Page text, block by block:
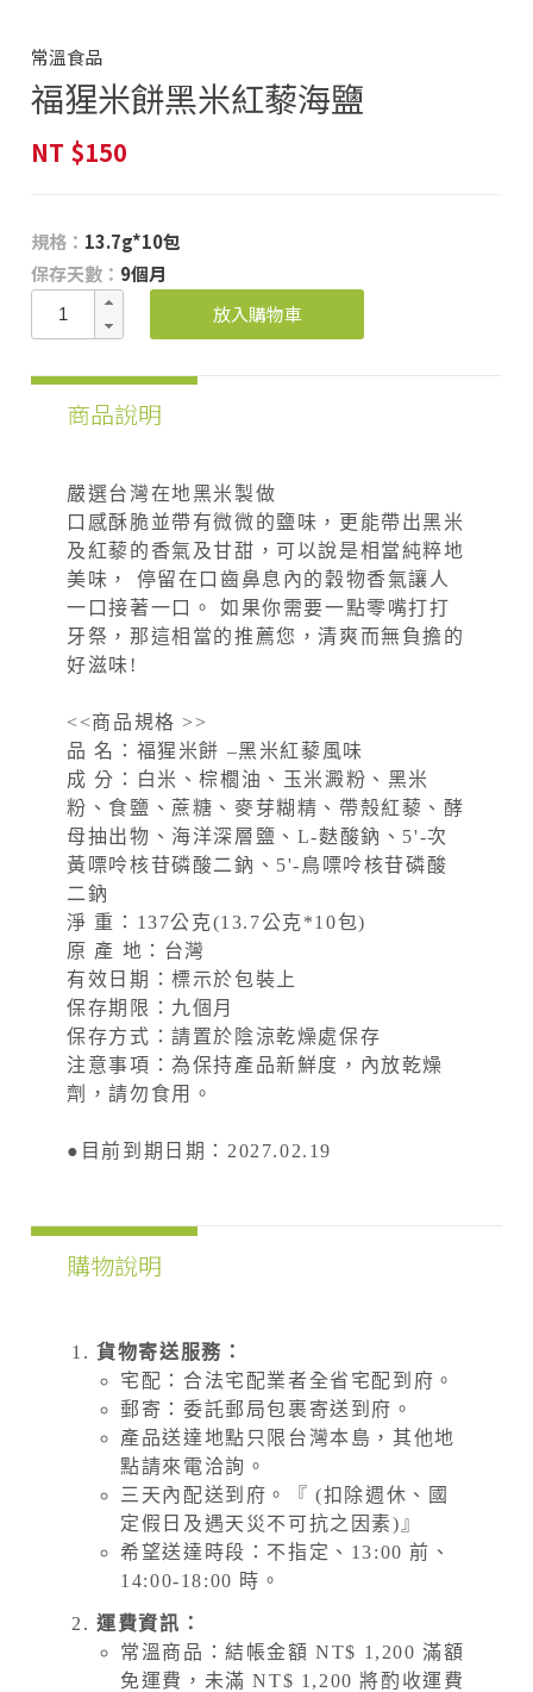
常溫食品
福猩米餅黑米紅藜海鹽
NT $150
規格： 13.7g*10包
保存天數： 9個月
放入購物車
商品說明
嚴選台灣在地黑米製做
口感酥脆並帶有微微的鹽味，更能帶出黑米
及紅藜的香氣及甘甜，可以說是相當純粹地
美味， 停留在口齒鼻息內的穀物香氣讓人
一口接著一口。 如果你需要一點零嘴打打
牙祭，那這相當的推薦您，清爽而無負擔的
好滋味!
<<商品規格 >>
品 名：福猩米餅 –黑米紅藜風味
成 分：白米、棕櫚油、玉米澱粉、黑米
粉、食鹽、蔗糖、麥芽糊精、帶殼紅藜、酵
母抽出物、海洋深層鹽、L-麩酸鈉、5'-次
黃嘌呤核苷磷酸二鈉、5'-鳥嘌呤核苷磷酸
二鈉
淨 重：137公克(13.7公克*10包)
原 產 地：台灣
有效日期：標示於包裝上
保存期限：九個月
保存方式：請置於陰涼乾燥處保存
注意事項：為保持產品新鮮度，內放乾燥
劑，請勿食用。
●目前到期日期：2027.02.19
購物說明
貨物寄送服務：
宅配：合法宅配業者全省宅配到府。
郵寄：委託郵局包裹寄送到府。
產品送達地點只限台灣本島，其他地
點請來電洽詢。
三天內配送到府。『 (扣除週休、國
定假日及遇天災不可抗之因素)』
希望送達時段：不指定、13:00 前、
14:00-18:00 時。
運費資訊：
常溫商品：結帳金額 NT$ 1,200 滿額
免運費，未滿 NT$ 1,200 將酌收運費